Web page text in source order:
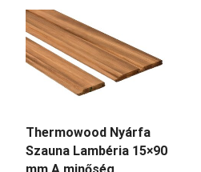
Thermowood Nyárfa
Szauna Lambéria 15×90